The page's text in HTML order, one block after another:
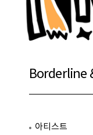
Borderline
아티스트